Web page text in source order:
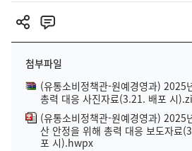
첨부파일
(유통소비정책관-원예경영과) 2025
총력 대응 사진자료(3.21. 배포 시
(유통소비정책관-원예경영과) 2025
산 안정을 위해 총력 대응 보도자료
포 시).hwpx